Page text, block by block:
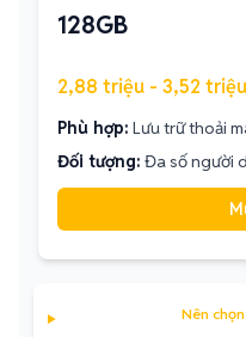
128GB
2,88 triệu - 3,52 triệu
Phù hợp: Lưu trữ thoải
Đối tượng: Đa số người
Nên